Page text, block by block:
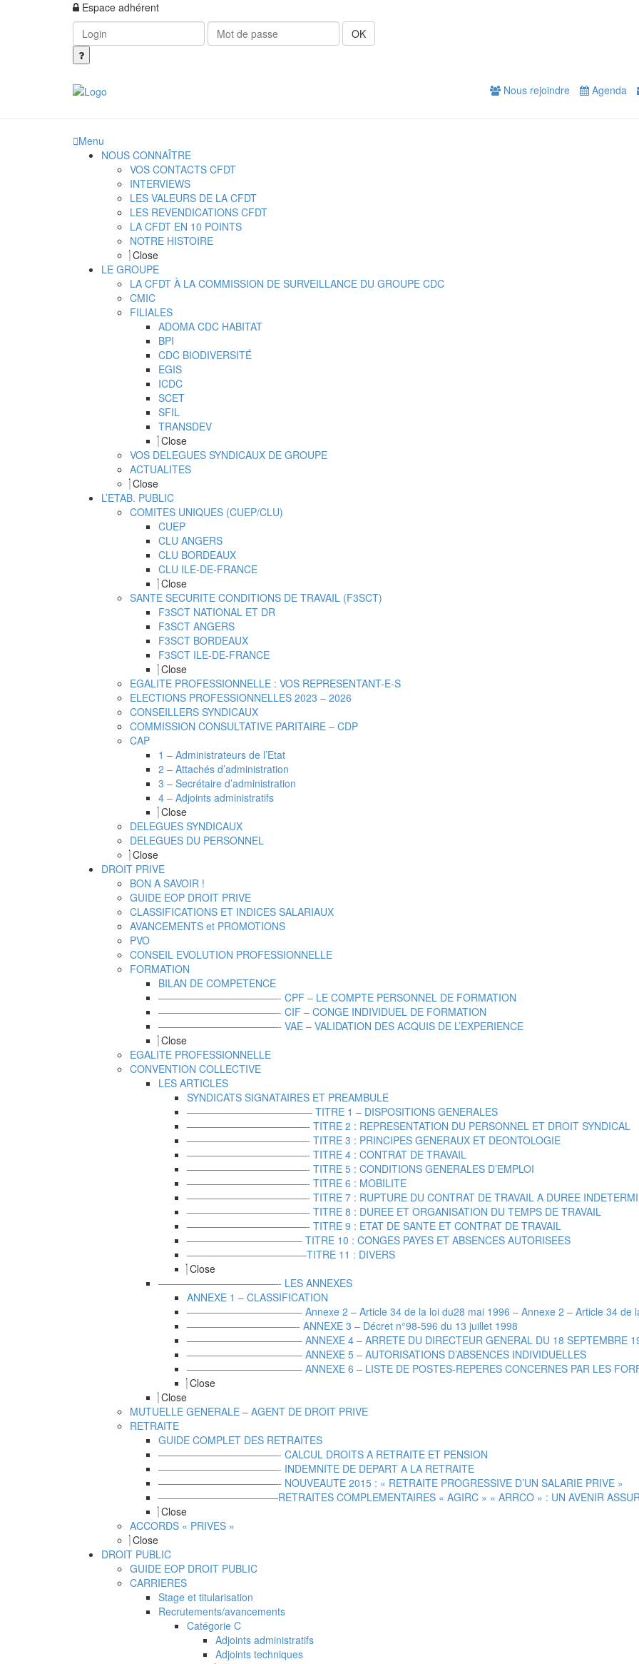
Espace adhérent
OK
Nous rejoindre Agenda
Menu
NOUS CONNAÎTRE
VOS CONTACTS CFDT
INTERVIEWS
LES VALEURS DE LA CFDT
LES REVENDICATIONS CFDT
LA CFDT EN 10 POINTS
NOTRE HISTOIRE
Close
LE GROUPE
LA CFDT À LA COMMISSION DE SURVEILLANCE DU GROUPE CDC
CMIC
FILIALES
ADOMA CDC HABITAT
BPI
CDC BIODIVERSITÉ
EGIS
ICDC
SCET
SFIL
TRANSDEV
Close
VOS DELEGUES SYNDICAUX DE GROUPE
ACTUALITES
Close
L’ETAB. PUBLIC
COMITES UNIQUES (CUEP/CLU)
CUEP
CLU ANGERS
CLU BORDEAUX
CLU ILE-DE-FRANCE
Close
SANTE SECURITE CONDITIONS DE TRAVAIL (F3SCT)
F3SCT NATIONAL ET DR
F3SCT ANGERS
F3SCT BORDEAUX
F3SCT ILE-DE-FRANCE
Close
EGALITE PROFESSIONNELLE : VOS REPRESENTANT-E-S
ELECTIONS PROFESSIONNELLES 2023 – 2026
CONSEILLERS SYNDICAUX
COMMISSION CONSULTATIVE PARITAIRE – CDP
CAP
1 – Administrateurs de l’Etat
2 – Attachés d’administration
3 – Secrétaire d’administration
4 – Adjoints administratifs
Close
DELEGUES SYNDICAUX
DELEGUES DU PERSONNEL
Close
DROIT PRIVE
BON A SAVOIR !
GUIDE EOP DROIT PRIVE
CLASSIFICATIONS ET INDICES SALARIAUX
AVANCEMENTS et PROMOTIONS
PVO
CONSEIL EVOLUTION PROFESSIONNELLE
FORMATION
BILAN DE COMPETENCE
————————————- CPF – LE COMPTE PERSONNEL DE FORMATION
————————————- CIF – CONGE INDIVIDUEL DE FORMATION
————————————- VAE – VALIDATION DES ACQUIS DE L’EXPERIENCE
Close
EGALITE PROFESSIONNELLE
CONVENTION COLLECTIVE
LES ARTICLES
SYNDICATS SIGNATAIRES ET PREAMBULE
————————————– TITRE 1 – DISPOSITIONS GENERALES
————————————- TITRE 2 : REPRESENTATION DU PERSONNEL ET DROIT SYNDICAL
————————————- TITRE 3 : PRINCIPES GENERAUX ET DEONTOLOGIE
————————————- TITRE 4 : CONTRAT DE TRAVAIL
————————————- TITRE 5 : CONDITIONS GENERALES D’EMPLOI
————————————- TITRE 6 : MOBILITE
————————————- TITRE 7 : RUPTURE DU CONTRAT DE TRAVAIL A DUREE
————————————- TITRE 8 : DUREE ET ORGANISATION DU TEMPS DE TRAVAIL
————————————- TITRE 9 : ETAT DE SANTE ET CONTRAT DE TRAVAIL
———————————– TITRE 10 : CONGES PAYES ET ABSENCES AUTORISEES
————————————TITRE 11 : DIVERS
Close
————————————- LES ANNEXES
ANNEXE 1 – CLASSIFICATION
———————————– Annexe 2 – Article 34 de la loi du28 mai 1996 – Annexe 2 – Article 34 de
———————————- ANNEXE 3 – Décret n°98-596 du 13 juillet 1998
———————————– ANNEXE 4 – ARRETE DU DIRECTEUR GENERAL DU 18 SEPTEMBRE
———————————– ANNEXE 5 – AUTORISATIONS D’ABSENCES INDIVIDUELLES
———————————– ANNEXE 6 – LISTE DE POSTES-REPERES CONCERNES PAR LES
Close
Close
MUTUELLE GENERALE – AGENT DE DROIT PRIVE
RETRAITE
GUIDE COMPLET DES RETRAITES
————————————- CALCUL DROITS A RETRAITE ET PENSION
————————————- INDEMNITE DE DEPART A LA RETRAITE
————————————- NOUVEAUTE 2015 : « RETRAITE PROGRESSIVE D’UN SALARIE PRIVE »
————————————RETRAITES COMPLEMENTAIRES « AGIRC » « ARRCO » : UN AVENIR
Close
ACCORDS « PRIVES »
Close
DROIT PUBLIC
GUIDE EOP DROIT PUBLIC
CARRIERES
Stage et titularisation
Recrutements/avancements
Catégorie C
Adjoints administratifs
Adjoints techniques